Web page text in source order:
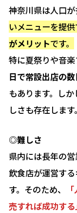
神奈川県は人口が
いメニューを提
がメリットです。
特に夏祭りや音楽
日で常設出店の
もあります。し
しさも存在します。
◎難しさ
県内には長年の
飲食店が運営す
す。そのため、
売すれば成功する